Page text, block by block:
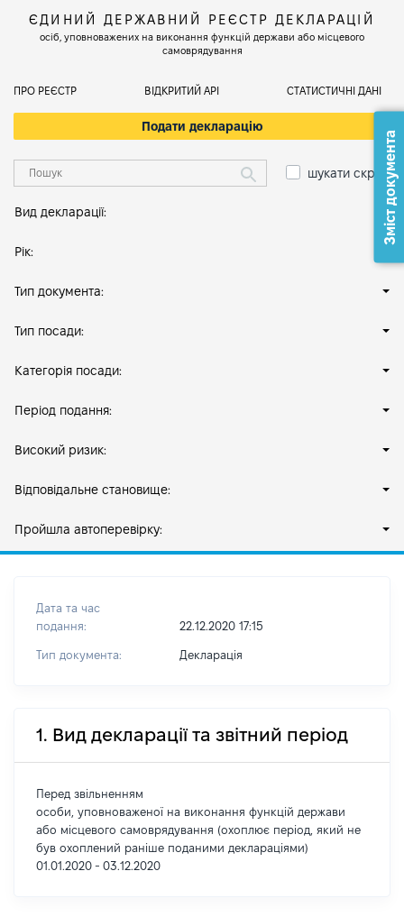
ЄДИНИЙ ДЕРЖАВНИЙ РЕЄСТР ДЕКЛАРАЦІЙ
осіб, уповноважених на виконання функцій держави або місцевого
самоврядування
ПРО РЕЄСТР ВІДКРИТИЙ АРІ СТАТИСТИЧНІ ДАНІ
Подати декларацію
шукати скрізь
Вид декларації:
Рік:
Тип документа:
Тип посади:
Категорія посади:
Період подання:
Високий ризик:
Відповідальне становище:
Пройшла автоперевірку:
Дата та час
подання:
22.12.2020 17:15
Тип документа: Декларація
1. Вид декларації та звітний період
Перед звільненням
особи, уповноваженої на виконання функцій держави
або місцевого самоврядування (охоплює період, який не
був охоплений раніше поданими деклараціями)
01.01.2020 - 03.12.2020
Зміст документа